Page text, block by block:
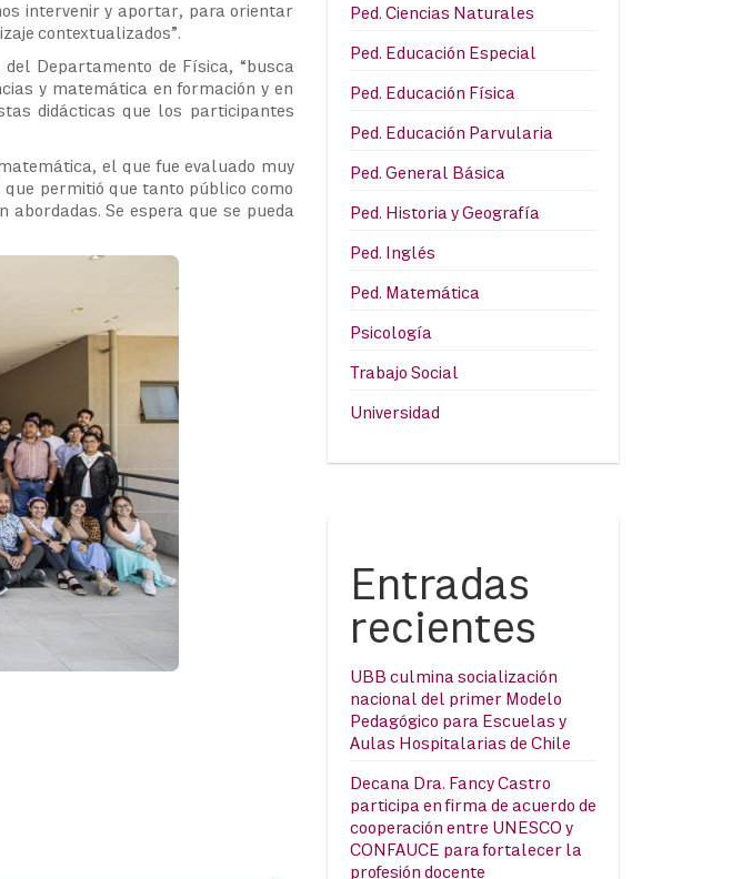
intervenir y aportar, para orientar
contextualizados”.
Departamento de Física, “busca
y matemática en formación y en
didácticas que los participantes
el que fue evaluado muy
permitió que tanto público como
Se espera que se pueda
Ped. Ciencias Naturales
Ped. Educación Especial
Ped. Educación Física
Ped. Educación Parvularia
Ped. General Básica
Ped. Historia y Geografía
Ped. Inglés
Ped. Matemática
Psicología
Trabajo Social
Universidad
Entradas
recientes
UBB culmina socialización
nacional del primer Modelo
Pedagógico para Escuelas y
Aulas Hospitalarias de Chile
Decana Dra. Fancy Castro
participa en firma de acuerdo de
cooperación entre UNESCO y
CONFAUCE para fortalecer la
profesión docente